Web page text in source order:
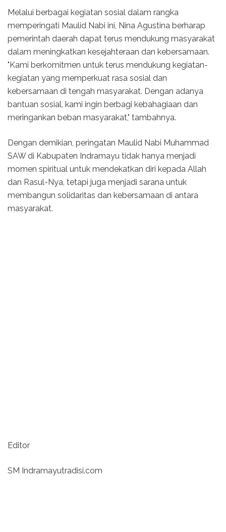
Melalui berbagai kegiatan sosial dalam rangka
memperingati Maulid Nabi ini, Nina Agustina berharap
pemerintah daerah dapat terus mendukung masyarakat
dalam meningkatkan kesejahteraan dan kebersamaan.
"Kami berkomitmen untuk terus mendukung kegiatan-
kegiatan yang memperkuat rasa sosial dan
kebersamaan di tengah masyarakat. Dengan adanya
bantuan sosial, kami ingin berbagi kebahagiaan dan
meringankan beban masyarakat," tambahnya.
Dengan demikian, peringatan Maulid Nabi Muhammad
SAW di Kabupaten Indramayu tidak hanya menjadi
momen spiritual untuk mendekatkan diri kepada Allah
dan Rasul-Nya, tetapi juga menjadi sarana untuk
membangun solidaritas dan kebersamaan di antara
masyarakat.
Editor
SM Indramayutradisi.com